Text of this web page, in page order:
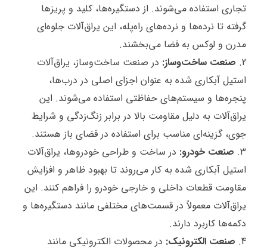
تجاری استفاده می‌شوند. از دستگیره‌ها، کلید و پریزها
گرفته تا نرده‌ها و نرده‌های راه‌پله، این یراق‌آلات جلوه‌ای
مدرن و لوکس به فضا می‌بخشند.
صنعت ساخت‌وساز: در صنعت ساخت‌وساز، یراق‌آلات
استیل آبکاری شده به عنوان اجزای اصلی در درب‌ها،
پنجره‌ها و سیستم‌های حفاظتی استفاده می‌شوند. این
یراق‌آلات به دلیل مقاومت بالا در برابر زنگ‌زدگی و شرایط
جوی، گزینه‌ای مناسب برای استفاده در فضای باز هستند.
صنعت خودرو: در ساخت و طراحی خودروها، یراق‌آلات
استیل آبکاری شده به کار می‌روند تا بهبود ظاهر و افزایش
مقاومت قطعات داخلی و خارجی خودرو را فراهم کنند. این
یراق‌آلات معمولاً در قسمت‌های مختلفی مانند دستگیره‌ها و
دکمه‌ها کاربرد دارند.
صنعت الکترونیک: در محصولات الکترونیکی مانند